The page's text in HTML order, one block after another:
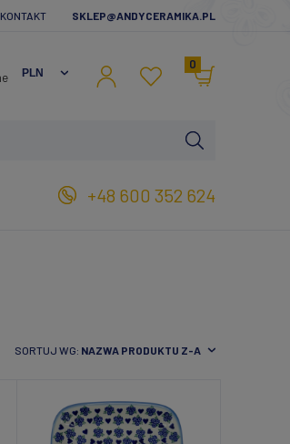
KONTAKT SKLEP@ANDYCERAMIKA.PL
0
+48 600 352 624
SORTUJ WG: NAZWA PRODUKTU Z-A